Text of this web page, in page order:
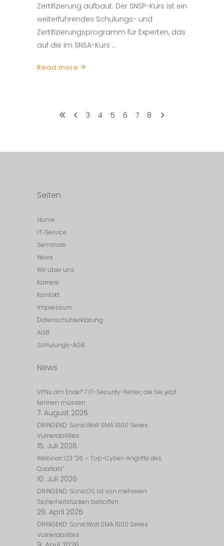
Zertifizierung aufbaut. Der SNSP-Kurs ist ein
weiterführendes Schulungs- und
Zertifizierungsprogramm für Experten, das
auf die im SNSA-Kurs
Read more
3 4 5 6 7 8
Seiten
Home
IT-Service
Seminare
News
Wir über uns
Karriere
Kontakt
Impressum
Datenschutzerklärung
AGB
Schulungs-AGB
News
VPNs am Ende? 7 IT-Security-Fehler, die Sie jetzt
kennen müssen
7. August 2026
DRINGEND: SonicWall SMA 1000 Series
Vulnerabilities
15. Juli 2026
Webinar: Q3 ’26 – Top-Cyber-Angriffe des
Quartals“
10. Juli 2026
DRINGEND: SonicOS ist von mehreren
Sicherheitslücken betroffen
29. April 2026
DRINGEND: SonicWall SMA 1000 Series
Vulnerabilities